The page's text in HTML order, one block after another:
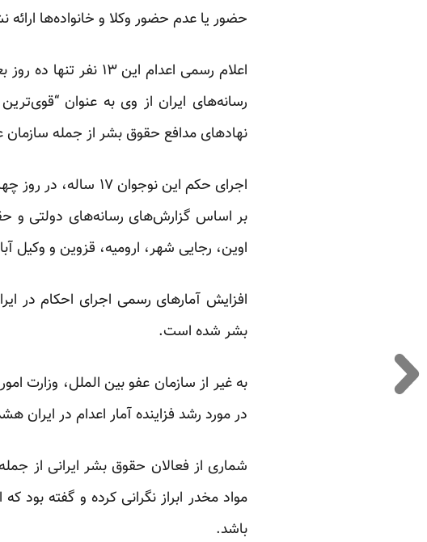
حضور یا عدم حضور وکلا و خانواده‌ها
رسانه‌های ایران از وی به عنوان
نهادهای مدافع حقوق بشر از جمله سازمان
اوین، رجایی شهر، ارومیه، قزوین و وکیل
افزایش آمارهای رسمی اجرای احکام در
بشر شده است.
به غیر از سازمان عفو بین الملل، وزارت
در مورد رشد فزاینده آمار اعدام در ایران
شماری از فعالان حقوق بشر ایرانی از
مواد مخدر ابراز نگرانی کرده و گفته بود
باشد.